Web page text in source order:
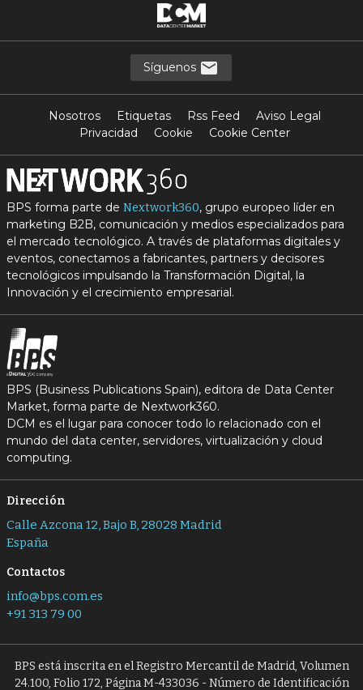
Síguenos
Nosotros Etiquetas Rss Feed
Aviso Legal
Privacidad
Cookie Cookie Center
BPS forma parte de Nextwork360, grupo europeo líder en
marketing B2B, comunicación y medios especializados para
el mercado tecnológico. A través de plataformas digitales y
eventos, conectamos a fabricantes, partners y decisores
tecnológicos impulsando la Transformación Digital, la
Innovación y el crecimiento empresarial.
BPS (Business Publications Spain), editora de Data Center
Market, forma parte de Nextwork360.
DCM es el lugar para conocer todo lo relacionado con el
mundo del data center, servidores, virtualización y cloud
computing.
Dirección
Calle Azcona 12, Bajo B, 28028 Madrid
España
Contactos
info@bps.com.es
+91 313 79 00
BPS está inscrita en el Registro Mercantil de Madrid, Volumen
24.100, Folio 172, Página M-433036 - Número de Identificación